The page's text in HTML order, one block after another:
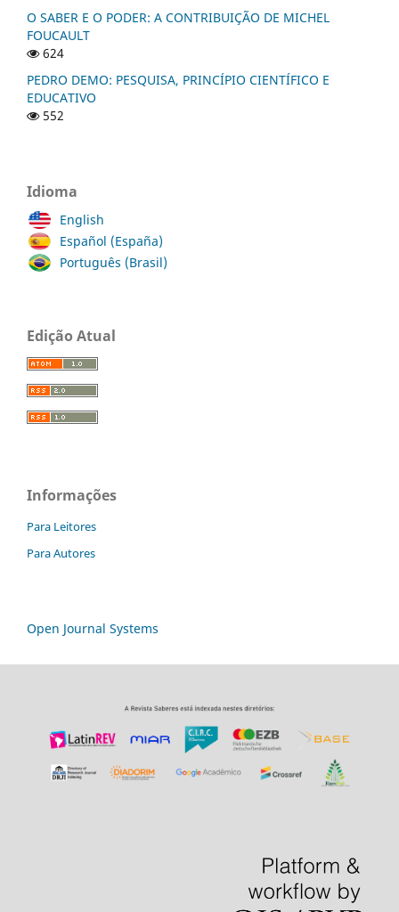
O SABER E O PODER: A CONTRIBUIÇÃO DE MICHEL
FOUCAULT
624
PEDRO DEMO: PESQUISA, PRINCÍPIO CIENTÍFICO E
EDUCATIVO
552
Idioma
English
Español (España)
Português (Brasil)
Edição Atual
Informações
Para Leitores
Para Autores
Open Journal Systems